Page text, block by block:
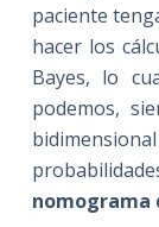
paciente
hacer los
Bayes, lo
podemos,
nomograma